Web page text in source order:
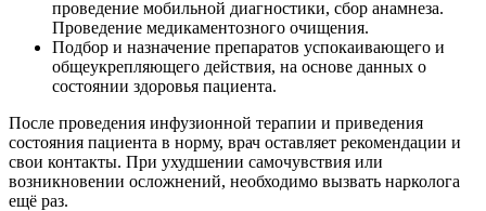
проведение мобильной диагностики, сбор анамнеза.
Проведение медикаментозного очищения.
Подбор и назначение препаратов успокаивающего и
общеукрепляющего действия, на основе данных о
состоянии здоровья пациента.
После проведения инфузионной терапии и приведения
состояния пациента в норму, врач оставляет рекомендации и
свои контакты. При ухудшении самочувствия или
возникновении осложнений, необходимо вызвать нарколога
ещё раз.